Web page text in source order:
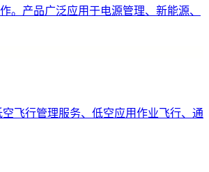
。产品广泛应用于电源管理、新能源、
飞行管理服务、低空应用作业飞行、通